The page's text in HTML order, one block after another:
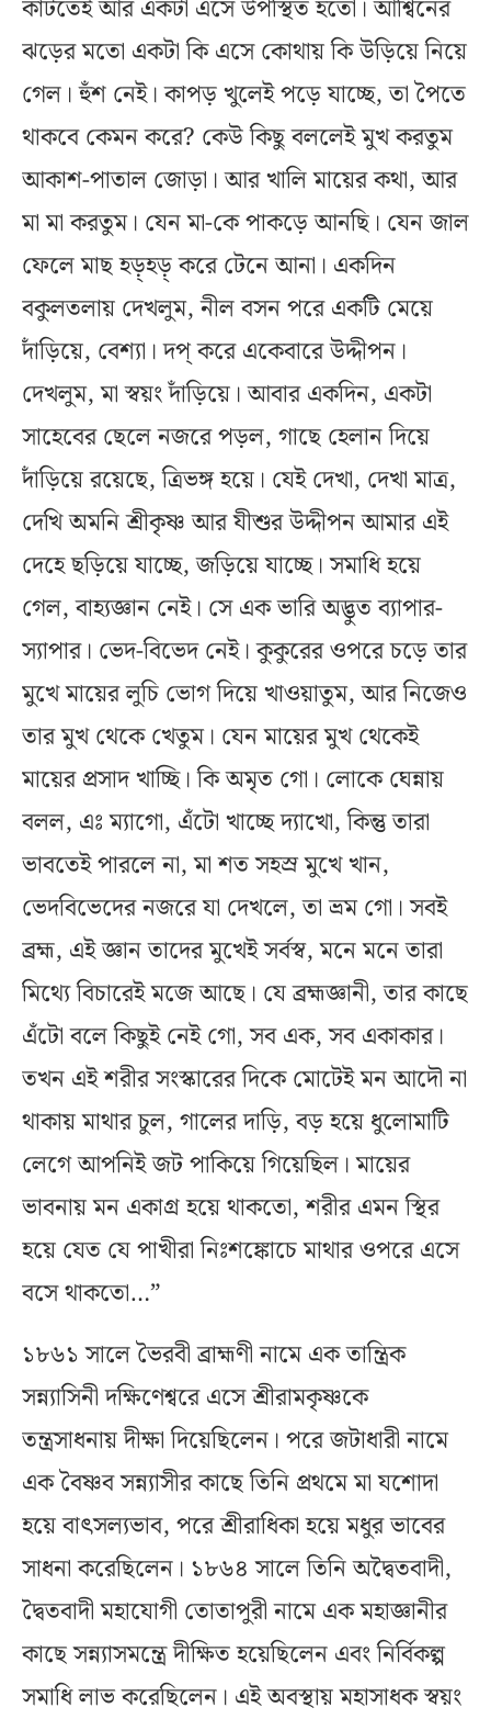
কাটতেই আর একটা এসে উপস্থিত হতো। আশ্বিনের
ঝড়ের মতো একটা কি এসে কোথায় কি উড়িয়ে নিয়ে
গেল। হুঁশ নেই। কাপড় খুলেই পড়ে যাচ্ছে, তা পৈতে
থাকবে কেমন করে? কেউ কিছু বললেই মুখ করতুম
আকাশ-পাতাল জোড়া। আর খালি মায়ের কথা, আর
মা মা করতুম। যেন মা-কে পাকড়ে আনছি। যেন জাল
ফেলে মাছ হড়্হড়্ করে টেনে আনা। একদিন
বকুলতলায় দেখলুম, নীল বসন পরে একটি মেয়ে
দাঁড়িয়ে, বেশ্যা। দপ্ করে একেবারে উদ্দীপন।
দেখলুম, মা স্বয়ং দাঁড়িয়ে। আবার একদিন, একটা
সাহেবের ছেলে নজরে পড়ল, গাছে হেলান দিয়ে
দাঁড়িয়ে রয়েছে, ত্রিভঙ্গ হয়ে। যেই দেখা, দেখা মাত্র,
দেখি অমনি শ্রীকৃষ্ণ আর যীশুর উদ্দীপন আমার এই
দেহে ছড়িয়ে যাচ্ছে, জড়িয়ে যাচ্ছে। সমাধি হয়ে
গেল, বাহ্যজ্ঞান নেই। সে এক ভারি অদ্ভুত ব্যাপার-
স্যাপার। ভেদ-বিভেদ নেই। কুকুরের ওপরে চড়ে তার
মুখে মায়ের লুচি ভোগ দিয়ে খাওয়াতুম, আর নিজেও
তার মুখ থেকে খেতুম। যেন মায়ের মুখ থেকেই
মায়ের প্রসাদ খাচ্ছি। কি অমৃত গো। লোকে ঘেন্নায়
বলল, এঃ ম্যাগো, এঁটো খাচ্ছে দ্যাখো, কিন্তু তারা
ভাবতেই পারলে না, মা শত সহস্র মুখে খান,
ভেদবিভেদের নজরে যা দেখলে, তা ভ্রম গো। সবই
ব্রহ্ম, এই জ্ঞান তাদের মুখেই সর্বস্ব, মনে মনে তারা
মিথ্যে বিচারেই মজে আছে। যে ব্রহ্মজ্ঞানী, তার কাছে
এঁটো বলে কিছুই নেই গো, সব এক, সব একাকার।
তখন এই শরীর সংস্কারের দিকে মোটেই মন আদৌ না
থাকায় মাথার চুল, গালের দাড়ি, বড় হয়ে ধুলোমাটি
লেগে আপনিই জট পাকিয়ে গিয়েছিল। মায়ের
ভাবনায় মন একাগ্র হয়ে থাকতো, শরীর এমন স্থির
হয়ে যেত যে পাখীরা নিঃশঙ্কোচে মাথার ওপরে এসে
বসে থাকতো…”
১৮৬১ সালে ভৈরবী ব্রাহ্মণী নামে এক তান্ত্রিক
সন্ন্যাসিনী দক্ষিণেশ্বরে এসে শ্রীরামকৃষ্ণকে
তন্ত্রসাধনায় দীক্ষা দিয়েছিলেন। পরে জটাধারী নামে
এক বৈষ্ণব সন্ন্যাসীর কাছে তিনি প্রথমে মা যশোদা
হয়ে বাৎসল্যভাব, পরে শ্রীরাধিকা হয়ে মধুর ভাবের
সাধনা করেছিলেন। ১৮৬৪ সালে তিনি অদ্বৈতবাদী,
দ্বৈতবাদী মহাযোগী তোতাপুরী নামে এক মহাজ্ঞানীর
কাছে সন্ন্যাসমন্ত্রে দীক্ষিত হয়েছিলেন এবং নির্বিকল্প
সমাধি লাভ করেছিলেন। এই অবস্থায় মহাসাধক স্বয়ং